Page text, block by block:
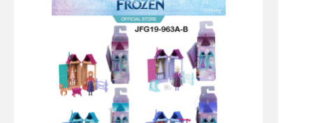
Choose from fun winter themes like Winter Cabin,
Ice Sculpture, Igloo & Sled Dog verses Snowmobile &
Yeti (each snow globe sold separately, subject to
availability).
Snow globe includes 1 micro doll, a dwelling (door
opens and fits doll), and 2 accessories.